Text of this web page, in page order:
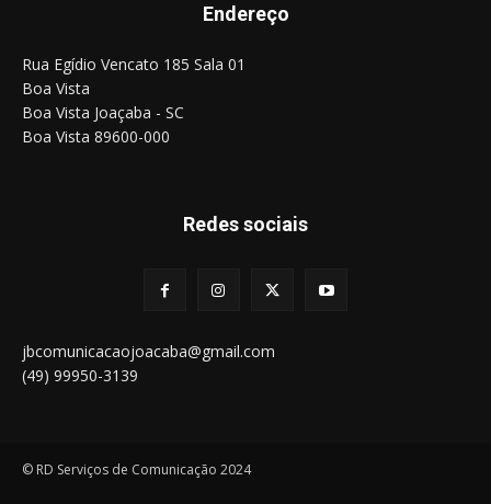
Endereço
Rua Egídio Vencato 185 Sala 01
Boa Vista
Boa Vista Joaçaba - SC
Boa Vista 89600-000
Redes sociais
jbcomunicacaojoacaba@gmail.com
(49) 99950-3139
© RD Serviços de Comunicação 2024